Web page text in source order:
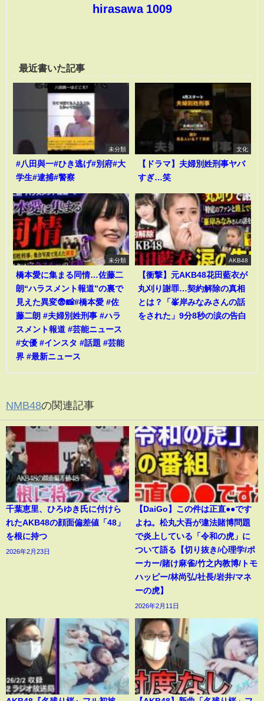
hirasawa 1009
最近書いた記事
未分類
#八田與一#ひき逃げ#別府#大
学生#逮捕#警察
文化
【ドラマ】夫婦別姓刑事ヤバ
すぎ…笑
未分類
橋本愛に集まる同情…佐藤二
朗“ハラスメント報道”の裏で
見えた異変😨📸#橋本愛 #佐
藤二朗 #夫婦別姓刑事 #ハラ
スメント報道 #芸能ニュース
#女優 #インスタ #話題 #芸能
界 #最新ニュース
AKB48
【衝撃】元AKB48花田藍衣が
丸刈り謝罪…契約解除の真相
とは？「峯岸みなみさんの話
をされた」9分8秒の涙の告白
NMB48の関連記事
千葉恵里、ひろゆき氏に付けら
れたAKB48の顔面偏差値「48」
を根に持つ
2026年2月23日
【DaiGo】この件は正直●●です
よね。松丸大吾が違法賭博問題
で炎上している「令和の虎」に
ついて語る【切り抜き/心理学/ポ
ーカー/賭け麻雀/竹之内教博/トモ
ハッピー/林尚弘/社長/岩井/マネ
ーの虎】
2026年2月11日